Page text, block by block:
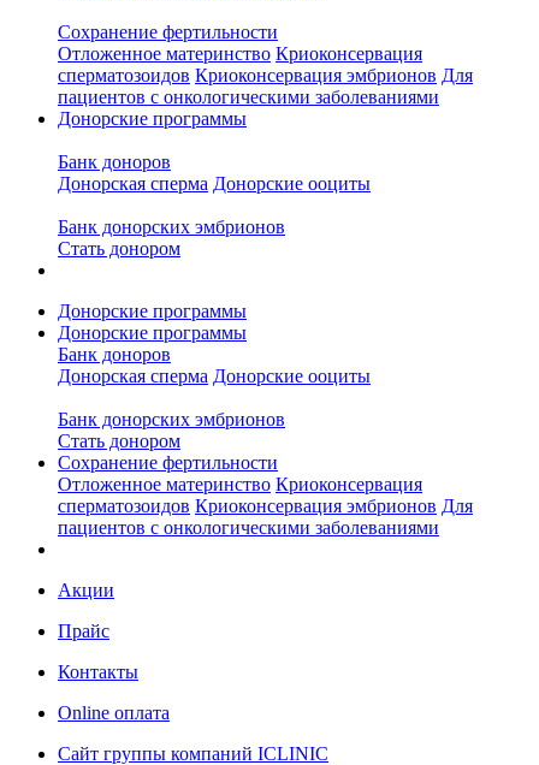
Сохранение фертильности
Отложенное материнство Криоконсервация
сперматозоидов Криоконсервация эмбрионов Для
пациентов с онкологическими заболеваниями
Донорские программы
Банк доноров
Донорская сперма Донорские ооциты
Банк донорских эмбрионов
Стать донором
Донорские программы
Донорские программы
Банк доноров
Донорская сперма Донорские ооциты
Банк донорских эмбрионов
Стать донором
Сохранение фертильности
Отложенное материнство Криоконсервация
сперматозоидов Криоконсервация эмбрионов Для
пациентов с онкологическими заболеваниями
Акции
Прайс
Контакты
Online оплата
Сайт группы компаний ICLINIC